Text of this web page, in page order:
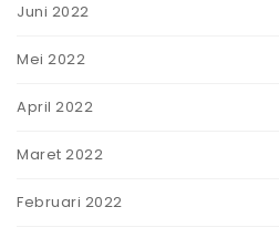
Juni 2022
Mei 2022
April 2022
Maret 2022
Februari 2022